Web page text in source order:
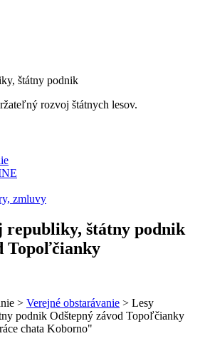
štátny podnik
rozvoj štátnych lesov.
zmluvy
republiky, štátny podnik
Topoľčianky
> Verejné obstarávanie > Lesy
podnik Odštepný závod Topoľčianky
chata Koborno"